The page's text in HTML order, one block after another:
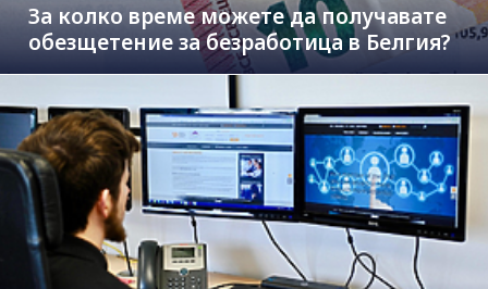
За колко време можете да получавате
обезщетение за безработица в Белгия?